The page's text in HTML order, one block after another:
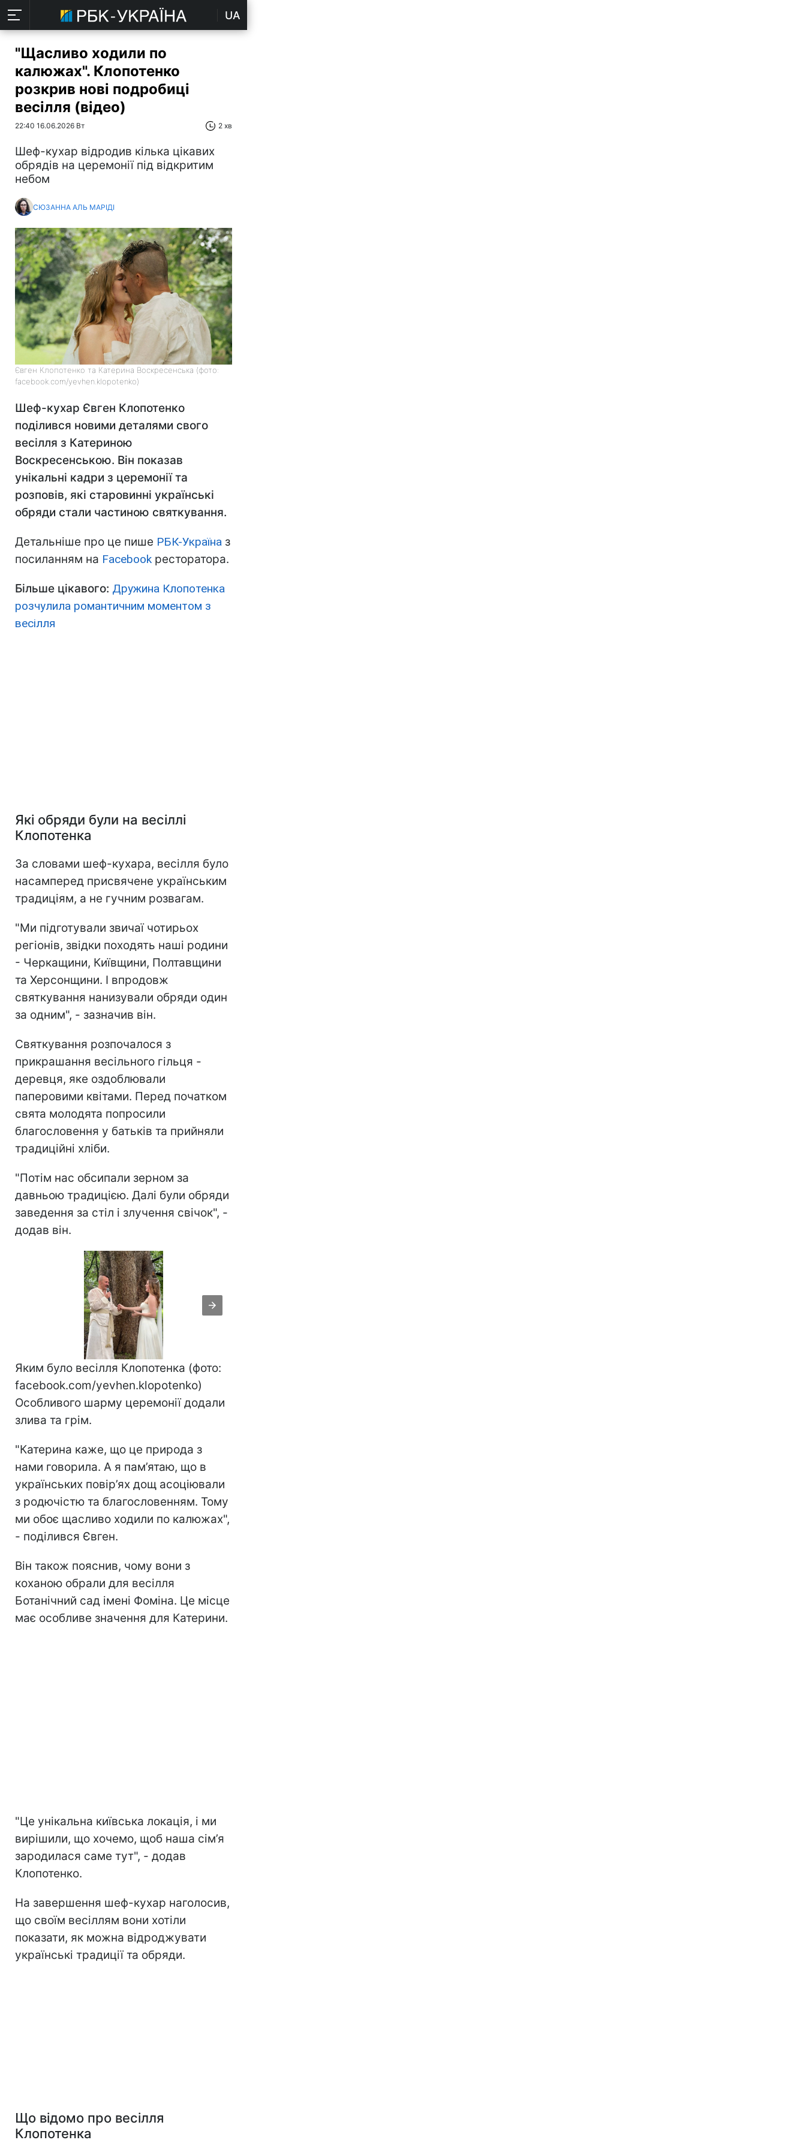
UA
"Щасливо ходили по
калюжах". Клопотенко
розкрив нові подробиці
весілля (відео)
22:40 16.06.2026 Вт 2 хв
Шеф-кухар відродив кілька цікавих
обрядів на церемонії під відкритим
небом
СЮЗАННА АЛЬ МАРІДІ
Євген Клопотенко та Катерина Воскресенська (фото:
facebook.com/yevhen.klopotenko)
Шеф-кухар Євген Клопотенко
поділився новими деталями свого
весілля з Катериною
Воскресенською. Він показав
унікальні кадри з церемонії та
розповів, які старовинні українські
обряди стали частиною святкування.
Детальніше про це пише РБК-Україна з
посиланням на Facebook ресторатора.
Більше цікавого: Дружина Клопотенка
розчулила романтичним моментом з
весілля
Які обряди були на весіллі
Клопотенка
За словами шеф-кухара, весілля було
насамперед присвячене українським
традиціям, а не гучним розвагам.
"Ми підготували звичаї чотирьох
регіонів, звідки походять наші родини
- Черкащини, Київщини, Полтавщини
та Херсонщини. І впродовж
святкування нанизували обряди один
за одним", - зазначив він.
Святкування розпочалося з
прикрашання весільного гільця -
деревця, яке оздоблювали
паперовими квітами. Перед початком
свята молодята попросили
благословення у батьків та прийняли
традиційні хліби.
"Потім нас обсипали зерном за
давньою традицією. Далі були обряди
заведення за стіл і злучення свічок", -
додав він.
Яким було весілля Клопотенка (фото:
facebook.com/yevhen.klopotenko)
Особливого шарму церемонії додали
злива та грім.
"Катерина каже, що це природа з
нами говорила. А я пам’ятаю, що в
українських повір’ях дощ асоціювали
з родючістю та благословенням. Тому
ми обоє щасливо ходили по калюжах",
- поділився Євген.
Він також пояснив, чому вони з
коханою обрали для весілля
Ботанічний сад імені Фоміна. Це місце
має особливе значення для Катерини.
"Це унікальна київська локація, і ми
вирішили, що хочемо, щоб наша сім’я
зародилася саме тут", - додав
Клопотенко.
На завершення шеф-кухар наголосив,
що своїм весіллям вони хотіли
показати, як можна відроджувати
українські традиції та обряди.
Що відомо про весілля
Клопотенка